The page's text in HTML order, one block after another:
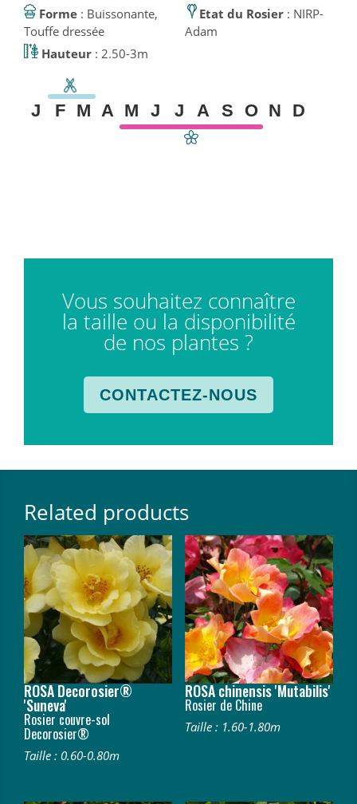
Forme : Buissonante,
Touffe dressée
Hauteur : 2.50-3m
Etat du Rosier: NIRP-
Adam
J F M A M J J A S O N D
Vous souhaitez connaître
la taille ou la disponibilité
de nos plantes ?
CONTACTEZ-NOUS
Related products
ROSA Decorosier®
'Suneva'
Rosier couvre-sol
Decorosier®
Taille : 0.60-0.80m
ROSA chinensis 'Mutabilis'
Rosier de Chine
Taille : 1.60-1.80m